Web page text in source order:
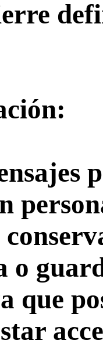
o
que